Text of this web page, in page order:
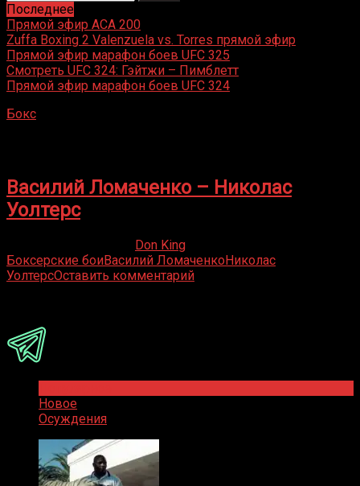
Последнее
Прямой эфир ACA 200
Zuffa Boxing 2 Valenzuela vs. Torres прямой эфир
Прямой эфир марафон боев UFC 325
Смотреть UFC 324: Гэйтжи – Пимблетт
Прямой эфир марафон боев UFC 324
Бокс
Василий Ломаченко – Николас
Уолтерс
Don King
Боксерские боиВасилий ЛомаченкоНиколас
УолтерсОставить комментарий
Новое
Осуждения